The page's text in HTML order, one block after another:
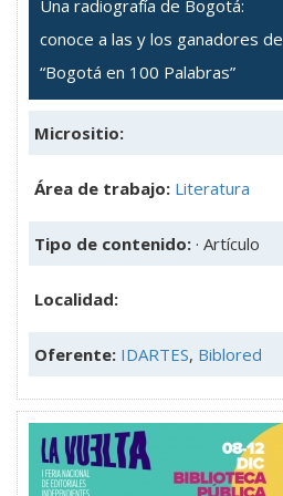
Una radiografía de Bogotá:
conoce a las y los ganadores de
“Bogotá en 100 Palabras”
Micrositio:
Área de trabajo: Literatura
Tipo de contenido: · Artículo
Localidad:
Oferente: IDARTES, Biblored